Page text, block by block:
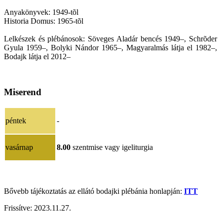
Anyakönyvek: 1949-tõl
Historia Domus: 1965-tõl
Lelkészek és plébánosok: Söveges Aladár bencés 1949–, Schrõder
Gyula 1959–, Bolyki Nándor 1965–, Magyaralmás látja el 1982–,
Bodajk látja el 2012–
Miserend
péntek -
vasárnap 8.00 szentmise vagy igeliturgia
Bővebb tájékoztatás az ellátó bodajki plébánia honlapján: ITT
Frissítve: 2023.11.27.